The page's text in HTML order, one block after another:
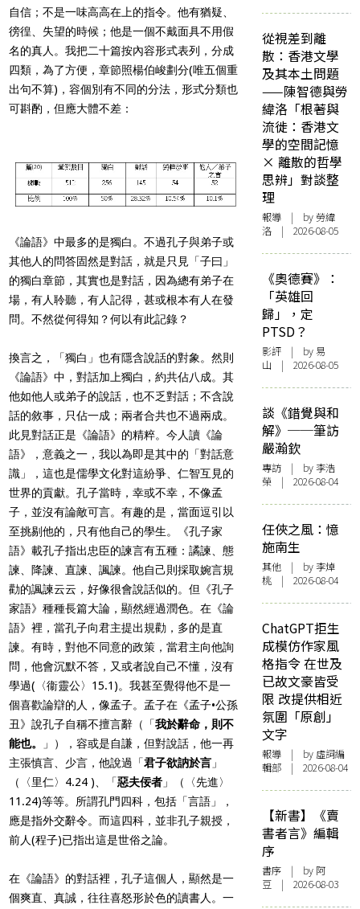
自信；不是一味高高在上的指令。他有猶疑、
徬徨、失望的時候；他是一個不戴面具不用假
名的真人。我把二十篇按內容形式表列，分成
四類，為了方便，章節照楊伯峻劃分(唯五個重
出句不算)，容個別有不同的分法，形式分類也
可斟酌，但應大體不差：
《論語》中最多的是獨白。不過孔子與弟子或
其他人的問答固然是對話，就是只見「子曰」
的獨白章節，其實也是對話，因為總有弟子在
場，有人聆聽，有人記得，甚或根本有人在發
問。不然從何得知？何以有此記錄？
換言之，「獨白」也有隱含說話的對象。然則
《論語》中，對話加上獨白，約共佔八成。其
他如他人或弟子的說話，也不乏對話；不含說
話的敘事，只佔一成；兩者合共也不過兩成。
此見對話正是《論語》的精粹。今人讀《論
語》，意義之一，我以為即是其中的「對話意
識」，這也是儒學文化對這紛爭、仁智互見的
世界的貢獻。孔子當時，幸或不幸，不像孟
子，並沒有論敵可言。有趣的是，當面逗引以
至挑剔他的，只有他自己的學生。《孔子家
語》載孔子指出忠臣的諫言有五種：譎諫、態
諫、降諫、直諫、諷諫。他自己則採取婉言規
勸的諷諫云云，好像很會說話似的。但《孔子
家語》種種長篇大論，顯然經過潤色。在《論
語》裡，當孔子向君主提出規勸，多的是直
諫。有時，對他不同意的政策，當君主向他詢
問，他會沉默不答，又或者說自己不懂，沒有
學過(〈衞靈公〉15.1)。我甚至覺得他不是一
個喜歡論辯的人，像孟子。孟子在《孟子•公孫
丑》說孔子自稱不擅言辭（「我於辭命，則不
能也。
」），容或是自謙，但對說話，他一再
主張慎言、少言，他說過「君子欲訥於言 」
（〈里仁〉4.24 )、「惡夫佞者 」（〈先進〉
11.24)等等。所謂孔門四科，包括「言語」，
應是指外交辭令。而這四科，並非孔子親授，
前人(程子)已指出這是世俗之論。
在《論語》的對話裡，孔子這個人，顯然是一
個爽直、真誠，往往喜怒形於色的讀書人。一
從視差到離
散：香港文學
及其本土問題
——陳智德與勞
緯洛「根著與
流徙：香港文
學的空間記憶
× 離散的哲學
思辨」對談整
理
報導 | by 勞緯
洛 | 2026-08-05
《奧德賽》：
「英雄回
歸」，定
PTSD？
影評 | by 易
山 | 2026-08-05
談《錯覺與和
解》──筆訪
嚴瀚欽
專訪 | by 李浩
榮 | 2026-08-04
任俠之風：憶
施南生
其他 | by 李焯
桃 | 2026-08-04
ChatGPT拒生
成模仿作家風
格指令 在世及
已故文豪皆受
限 改提供相近
氛圍「原創」
文字
報導 | by 虛詞編
輯部 | 2026-08-04
【新書】《賣
書者言》編輯
序
書序 | by 阿
豆 | 2026-08-03